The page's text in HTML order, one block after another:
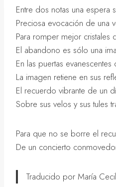
Entre dos notas una espera
Preciosa evocación de una
Para romper mejor cristales
El abandono es sólo una
En las puertas
La imagen retiene en sus
El recuerdo vibrante de un
Sobre sus velos y sus tules
Para que no se borre el
De un concierto
Traducido por María